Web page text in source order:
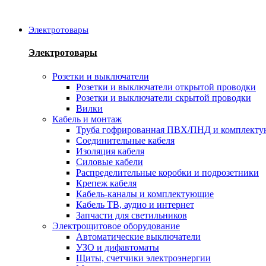
Электротовары
Электротовары
Розетки и выключатели
Розетки и выключатели открытой проводки
Розетки и выключатели скрытой проводки
Вилки
Кабель и монтаж
Труба гофрированная ПВХ/ПНД и
Соединительные кабеля
Изоляция кабеля
Силовые кабели
Распределительные коробки и подрозетники
Крепеж кабеля
Кабель-каналы и комплектующие
Кабель ТВ, аудио и интернет
Запчасти для светильников
Электрощитовое оборудование
Автоматические выключатели
УЗО и дифавтоматы
Щиты, счетчики электроэнергии